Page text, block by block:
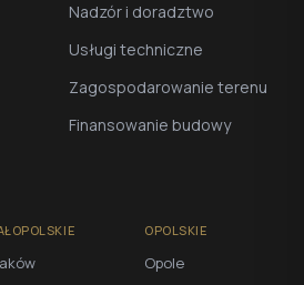
Nadzór i doradztwo
Usługi techniczne
Zagospodarowanie terenu
Finansowanie budowy
OPOLSKIE
Opole